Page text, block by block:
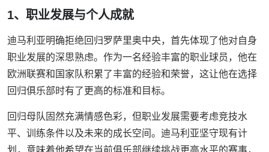
1、职业发展与个人成就
迪马利亚明确拒绝回归罗萨里奥中央，首先体现了他对自身
职业发展的深思熟虑。作为一名经验丰富的职业球员，他在
欧洲联赛和国家队积累了丰富的经验和荣誉，这让他在选择
回归俱乐部时有了更高的标准和目标。
回归母队固然充满情感色彩，但职业发展需要考虑竞技水
平、训练条件以及未来的成长空间。迪马利亚坚守现有计
划，意味着他希望在当前俱乐部继续挑战更高水平的赛事，